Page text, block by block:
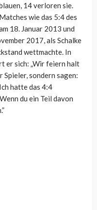
14 verloren sie.
wie das 5:4 des
18. Januar 2013 und
2017, als Schalke
wettmachte. In
er sich: „Wir feiern halt
sondern sagen:
hatte das 4:4
du ein Teil davon